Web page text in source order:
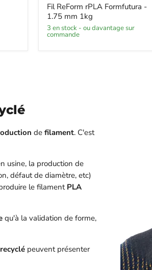
Fil ReForm rPLA Formfutura -
1.75 mm 1kg
3 en stock - ou davantage sur
commande
de filament. C'est
usine, la production de
défaut de diamètre, etc)
le filament PLA
qu'à la validation de forme,
peuvent présenter